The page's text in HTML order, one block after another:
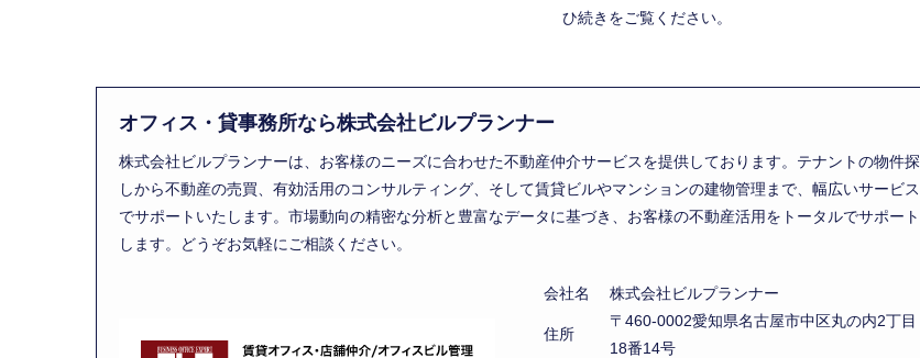
ひ続きをご覧ください。
オフィス・貸事務所なら株式会社ビルプランナー
株式会社ビルプランナーは、お客様のニーズに合わせた不動産仲介サービスを提供しております。テナントの物件探
しから不動産の売買、有効活用のコンサルティング、そして賃貸ビルやマンションの建物管理まで、幅広いサービス
でサポートいたします。市場動向の精密な分析と豊富なデータに基づき、お客様の不動産活用をトータルでサポート
します。どうぞお気軽にご相談ください。
会社名 株式会社ビルプランナー
住所
〒460-0002愛知県名古屋市中区丸の内2丁目
18番14号